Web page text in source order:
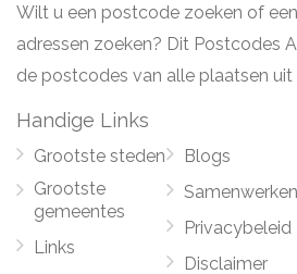
Wilt u een postcode zoeken of
adressen zoeken? Dit Postcodes
de postcodes van alle plaatsen uit
Handige Links
Grootste steden
Grootste
gemeentes
Links
Blogs
Samenwerken
Privacybeleid
Disclaimer